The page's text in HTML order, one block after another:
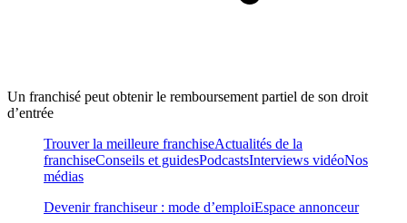
Un franchisé peut obtenir le remboursement partiel de son droit
d’entrée
Trouver la meilleure franchiseActualités de la
franchiseConseils et guidesPodcastsInterviews vidéoNos
médias
Devenir franchiseur : mode d’emploiEspace annonceur